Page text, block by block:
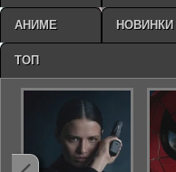
АНИМЕ НОВИНКИ
ТОП